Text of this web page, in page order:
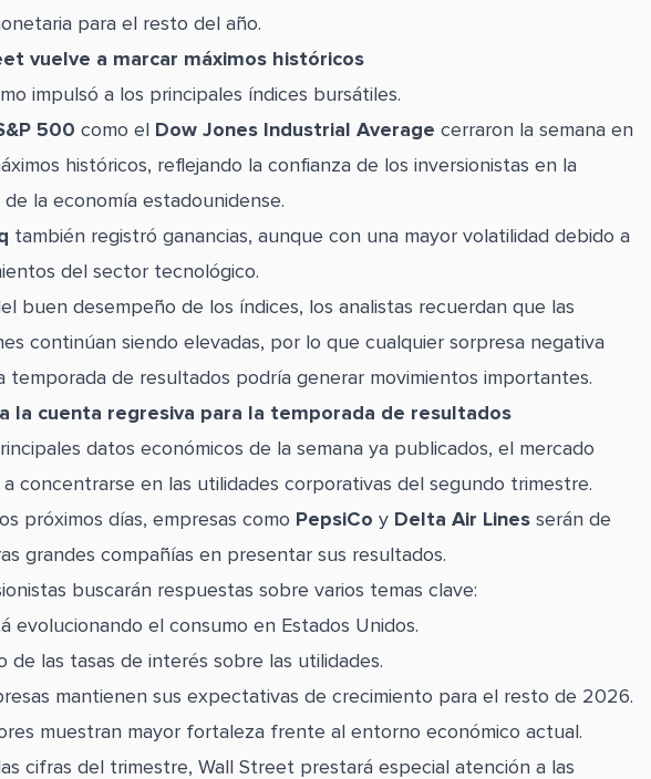
para el resto del año.
vuelve a marcar máximos históricos
impulsó a los principales índices bursátiles.
500 como el Dow Jones Industrial Average cerraron la semana en
históricos, reflejando la confianza de los inversionistas en la
de la economía estadounidense.
también registró ganancias, aunque con una mayor volatilidad debido a
del sector tecnológico.
buen desempeño de los índices, los analistas recuerdan que las
continúan siendo elevadas, por lo que cualquier sorpresa negativa
temporada de resultados podría generar movimientos importantes.
la cuenta regresiva para la temporada de resultados
datos económicos de la semana ya publicados, el mercado
a concentrarse en las utilidades corporativas del segundo trimestre.
próximos días, empresas como PepsiCo y Delta Air Linesserán de
grandes compañías en presentar sus resultados.
buscarán respuestas sobre varios temas clave:
evolucionando el consumo en Estados Unidos.
de las tasas de interés sobre las utilidades.
mantienen sus expectativas de crecimiento para el resto de 2026.
muestran mayor fortaleza frente al entorno económico actual.
cifras del trimestre, Wall Street prestará especial atención a las